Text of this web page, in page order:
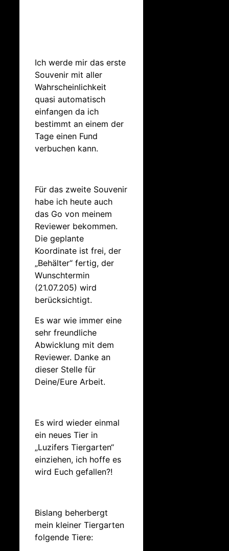
Ich werde mir das erste
Souvenir mit aller
Wahrscheinlichkeit
quasi automatisch
einfangen da ich
bestimmt an einem der
Tage einen Fund
verbuchen kann.
Für das zweite Souvenir
habe ich heute auch
das Go von meinem
Reviewer bekommen.
Die geplante
Koordinate ist frei, der
„Behälter“ fertig, der
Wunschtermin
(21.07.205) wird
berücksichtigt.
Es war wie immer eine
sehr freundliche
Abwicklung mit dem
Reviewer. Danke an
dieser Stelle für
Deine/Eure Arbeit.
Es wird wieder einmal
ein neues Tier in
„Luzifers Tiergarten“
einziehen, ich hoffe es
wird Euch gefallen?!
Bislang beherbergt
mein kleiner Tiergarten
folgende Tiere: